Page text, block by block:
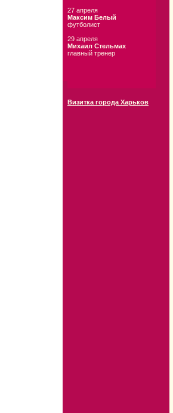
27 апреля
Максим Белый
футболист
29 апреля
Михаил Стельмах
главный тренер
Визитка города Харьков